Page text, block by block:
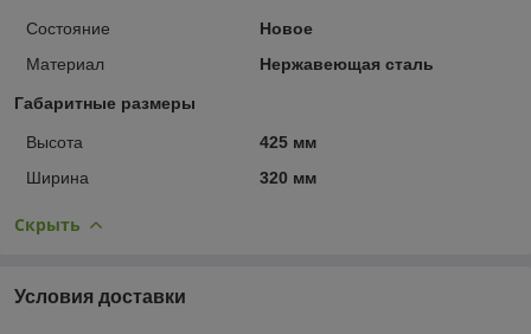
Состояние
Новое
Материал
Нержавеющая сталь
Габаритные размеры
Высота
425 мм
Ширина
320 мм
Скрыть
Условия доставки